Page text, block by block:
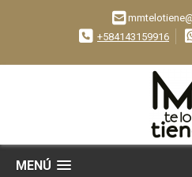
+584143159916
MENÚ